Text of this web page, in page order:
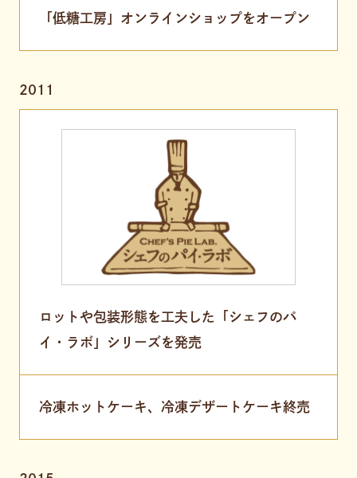
「低糖工房」オンラインショップをオープン
2011
ロットや包装形態を工夫した「シェフのパ
イ・ラボ」シリーズを発売
冷凍ホットケーキ、冷凍デザートケーキ終売